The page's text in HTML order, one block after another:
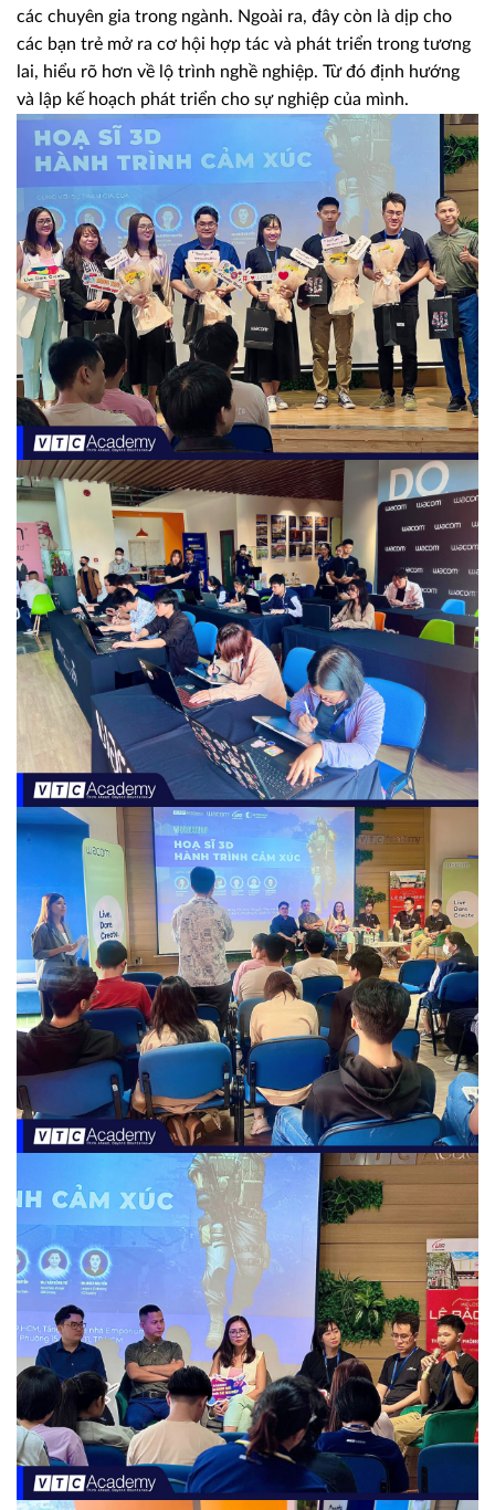
các chuyên gia trong ngành. Ngoài ra, đây còn là dịp cho
các bạn trẻ mở ra cơ hội hợp tác và phát triển trong tương
lai, hiểu rõ hơn về lộ trình nghề nghiệp. Từ đó định hướng
và lập kế hoạch phát triển cho sự nghiệp của mình.